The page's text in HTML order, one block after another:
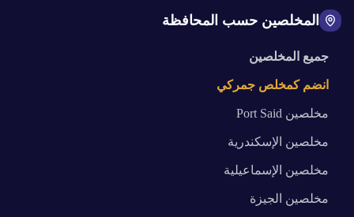
المخلصين حسب المحافظة
جميع المخلصين
انضم كمخلص جمركي
مخلصين Port Said
مخلصين الإسكندرية
مخلصين الإسماعيلية
مخلصين الجيزة